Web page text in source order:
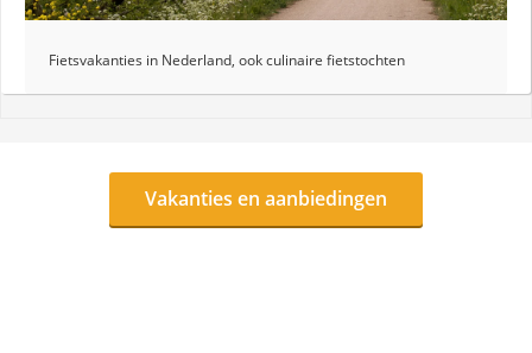
Fietsvakanties in Nederland, ook culinaire fietstochten
Vakanties en aanbiedingen